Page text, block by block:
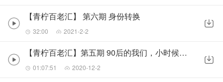
【青柠百老汇】 第六期 身份转换
32:00 2021-2-2
【青柠百老汇】第五期 90后的我们，小时候都玩儿些啥
01:07:51 2020-12-2